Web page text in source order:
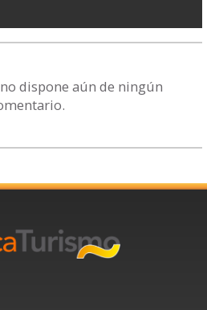
dispone aún de ningún